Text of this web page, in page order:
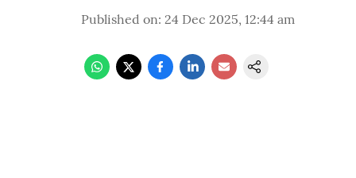
Published on: 24 Dec 2025, 12:44 am